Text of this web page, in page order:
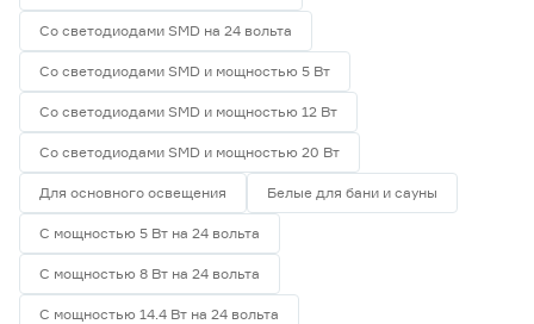
Со светодиодами SMD на 24 вольта
Со светодиодами SMD и мощностью 5 Вт
Со светодиодами SMD и мощностью 12 Вт
Со светодиодами SMD и мощностью 20 Вт
Для основного освещения Белые для бани и сауны
С мощностью 5 Вт на 24 вольта
С мощностью 8 Вт на 24 вольта
С мощностью 14.4 Вт на 24 вольта